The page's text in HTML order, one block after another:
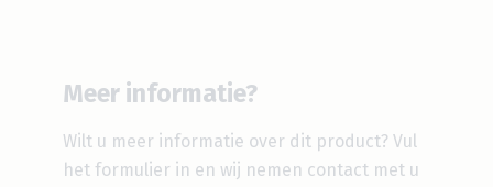
Meer informatie?
Wilt u meer informatie over dit product? Vul
het formulier in en wij nemen contact met u